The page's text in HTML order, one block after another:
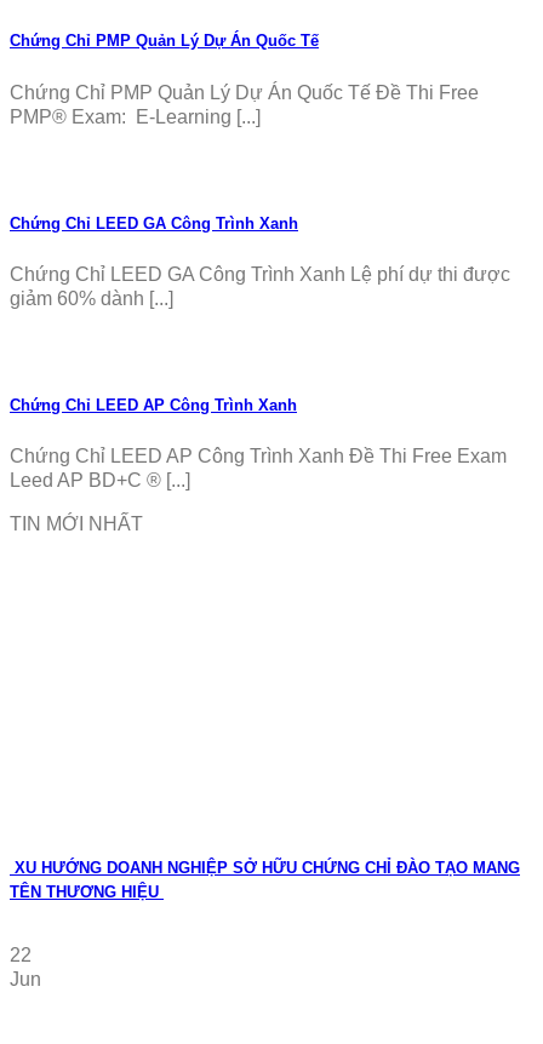
Chứng Chỉ PMP Quản Lý Dự Án Quốc Tế
Chứng Chỉ PMP Quản Lý Dự Án Quốc Tế Đề Thi Free
PMP® Exam: E-Learning [...]
Chứng Chỉ LEED GA Công Trình Xanh
Chứng Chỉ LEED GA Công Trình Xanh Lệ phí dự thi được
giảm 60% dành [...]
Chứng Chỉ LEED AP Công Trình Xanh
Chứng Chỉ LEED AP Công Trình Xanh Đề Thi Free Exam
Leed AP BD+C ® [...]
TIN MỚI NHẤT
XU HƯỚNG DOANH NGHIỆP SỞ HỮU CHỨNG CHỈ ĐÀO TẠO MANG
TÊN THƯƠNG HIỆU
22
Jun